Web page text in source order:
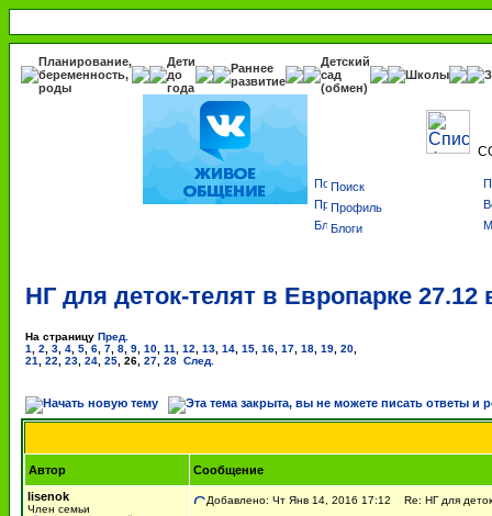
Планирование,
беременность,
роды
Дети
до
года
Раннее
развитие
Детский
сад
(обмен)
Школы
Поиск
Профиль
Блоги
НГ для деток-телят в Европарке 27.12
На страницу Пред.
1
2 3 4 5 6 7 8 9 10 11 12 13 14 15 16 17 18 19 20
21
22 23 24 25 26 27 28 След.
Автор
Сообщение
lisenok
Член семьи
Добавлено: Чт Янв 14, 2016 17:12 Re: НГ для